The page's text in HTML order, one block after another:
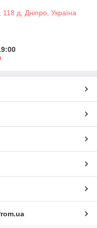
д, Дніпро, Україна